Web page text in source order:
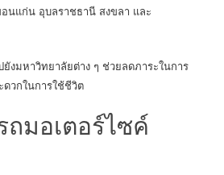
นแก่น อุบลราชธานี สงขลา และ
ยังมหาวิทยาลัยต่าง ๆ ช่วยลดภาระในการ
ดวกในการใช้ชีวิต
ถมอเตอร์ไซค์